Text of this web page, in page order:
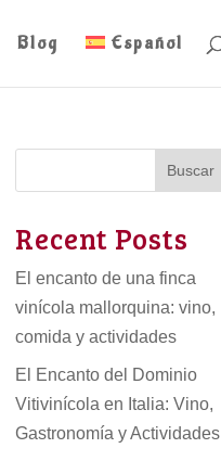
Blog Español
Buscar
Recent Posts
El encanto de una finca
vinícola mallorquina: vino,
comida y actividades
El Encanto del Dominio
Vitivinícola en Italia: Vino,
Gastronomía y Actividades